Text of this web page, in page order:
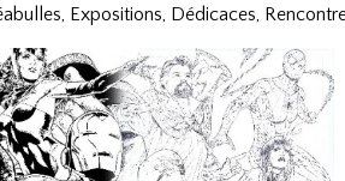
Expositions, Dédicaces,